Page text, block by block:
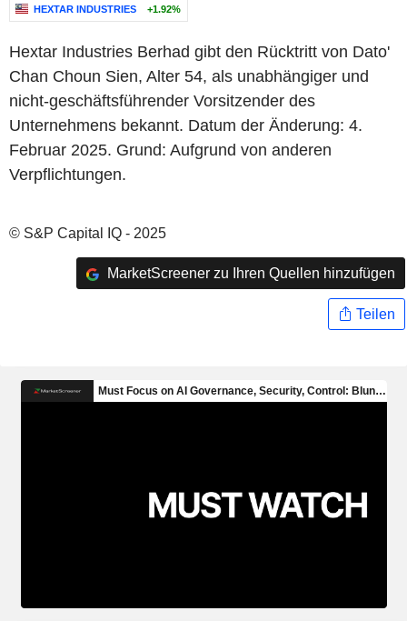
HEXTAR INDUSTRIES +1.92%
Hextar Industries Berhad gibt den Rücktritt von Dato'
Chan Choun Sien, Alter 54, als unabhängiger und
nicht-geschäftsführender Vorsitzender des
Unternehmens bekannt. Datum der Änderung: 4.
Februar 2025. Grund: Aufgrund von anderen
Verpflichtungen.
© S&P Capital IQ - 2025
MarketScreener zu Ihren Quellen hinzufügen
Teilen